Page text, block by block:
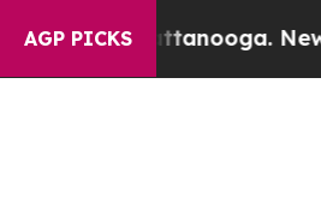
AGP PICKS Newspaper